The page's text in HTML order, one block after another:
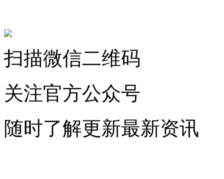
扫描微信二维码
关注官方公众号
随时了解更新最新资讯